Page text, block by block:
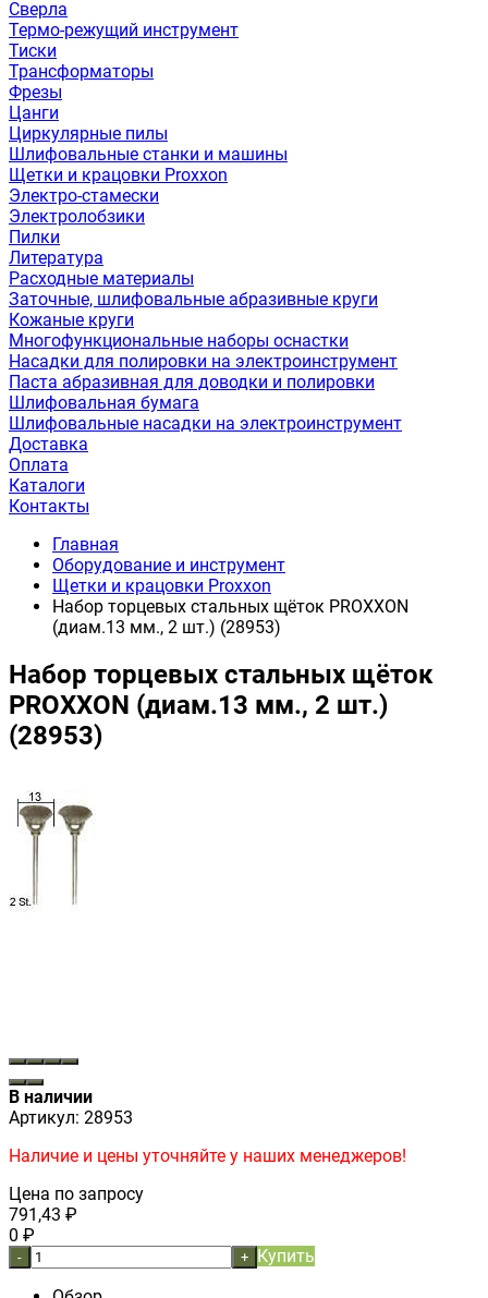
Сверла
Термо-режущий инструмент
Тиски
Трансформаторы
Фрезы
Цанги
Циркулярные пилы
Шлифовальные станки и машины
Щетки и крацовки Proxxon
Электро-стамески
Электролобзики
Пилки
Литература
Расходные материалы
Заточные, шлифовальные абразивные круги
Кожаные круги
Многофункциональные наборы оснастки
Насадки для полировки на электроинструмент
Паста абразивная для доводки и полировки
Шлифовальная бумага
Шлифовальные насадки на электроинструмент
Доставка
Оплата
Каталоги
Контакты
Главная
Оборудование и инструмент
Щетки и крацовки Proxxon
Набор торцевых стальных щёток PROXXON
(диам.13 мм., 2 шт.) (28953)
Набор торцевых стальных щёток
PROXXON (диам.13 мм., 2 шт.)
(28953)
В наличии
Артикул: 28953
Наличие и цены уточняйте у наших менеджеров!
Цена по запросу
791,43 ₽
0 ₽
- + Купить